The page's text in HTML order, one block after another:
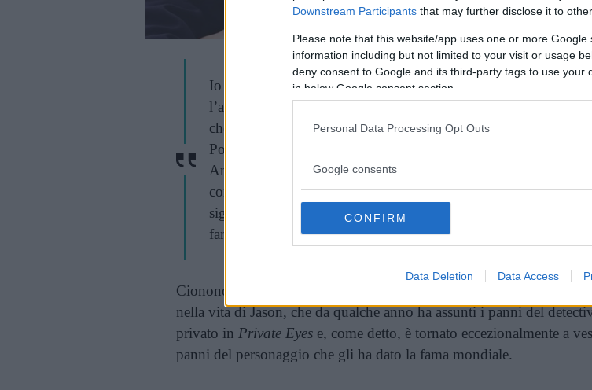
Downstream Participants that may further disclose it to
Please note that this website/app uses one or more
information including but not limited to your visit or usage
deny consent to Google and its third-party tags to use your
in below Google consent section.
Personal Data Processing Opt Outs
Google consents
CONFIRM
Data Deletion Data Access
Io sono canadese, di Vancouver, famiglia operaia. Ho iniziato a
l’attore da bambino, i miei non mi ostacolarono perché
che, tanto, stando a Vancouver, non avrei mai avuto grande
Poi, io ho insistito, ho studiato recitazione, sono andato a Los
Angeles. Ma non sono mai troppo cambiato e, appena ho
cominciato a produrre e dirigere. Fare l’attore e basta avrebbe
significato dipendere troppo dalle scelte altrui e da quel che il
fantasma di Brandon significa.
Ciononostante, la recitazione sembra aver continuato ad avere la
nella vita di Jason, che da qualche anno ha assunti i panni del
privato in Private Eyes e, come detto, è tornato eccezionalmente a
panni del personaggio che gli ha dato la fama mondiale.